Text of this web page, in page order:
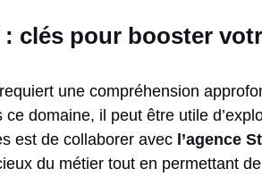
: clés pour booster
une compréhension
domaine, il peut être utile
est de collaborer avec l’agence
du métier tout en permettant